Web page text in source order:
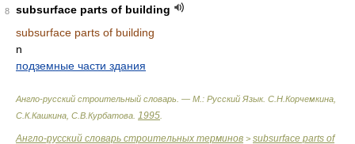
8
subsurface parts of building
subsurface parts of building
n
подземные части здания
Англо-русский строительный словарь. — М.: Русский Язык. С.Н.Корчемкина,
С.К.Кашкина, С.В.Курбатова 1995
Англо-русский словарь строительных терминов > subsurface parts of